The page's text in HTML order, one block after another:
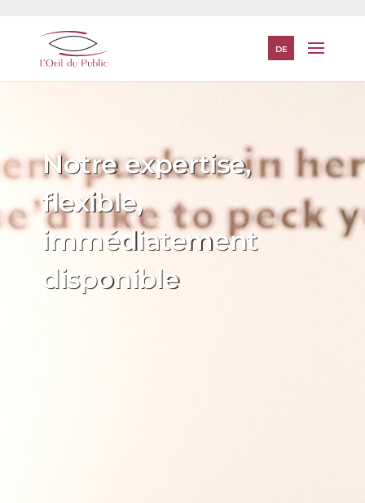
DE
Notre expertise,
flexible,
immédiatement
disponible